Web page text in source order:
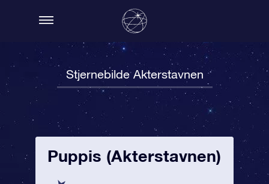
Stjernebilde Akterstavnen
Puppis (Akterstavnen)